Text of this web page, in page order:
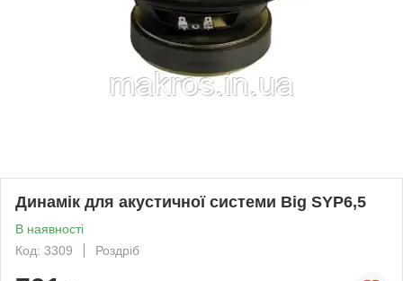
Динамік для акустичної системи Big SYP6,5
В наявності
Код: 3309
Роздріб